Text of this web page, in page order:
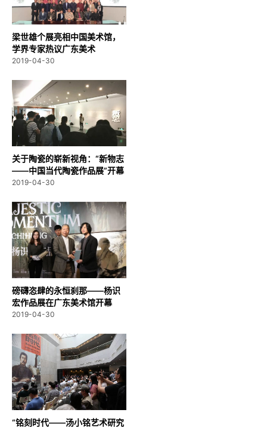
梁世雄个展亮相中国美术馆，
学界专家热议广东美术
2019-04-30
关于陶瓷的崭新视角：“新物志
——中国当代陶瓷作品展”开幕
2019-04-30
磅礴恣肆的永恒刹那——杨识
宏作品展在广东美术馆开幕
2019-04-30
“铭刻时代——汤小铭艺术研究